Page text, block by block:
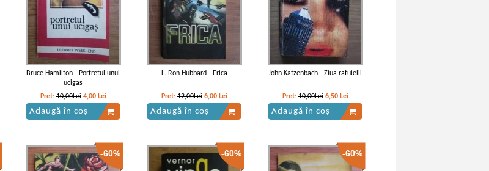
Bruce Hamilton - Portretul unui
ucigas
Pret:10,00Lei 4,00 Lei
Adaugă în coș
L. Ron Hubbard - Frica
Pret:12,00Lei 6,00 Lei
Adaugă în coș
John Katzenbach - Ziua rafuielii
Pret:10,00Lei 6,50 Lei
Adaugă în coș
-60% -60% -60%